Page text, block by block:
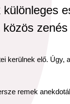
elő.
remek